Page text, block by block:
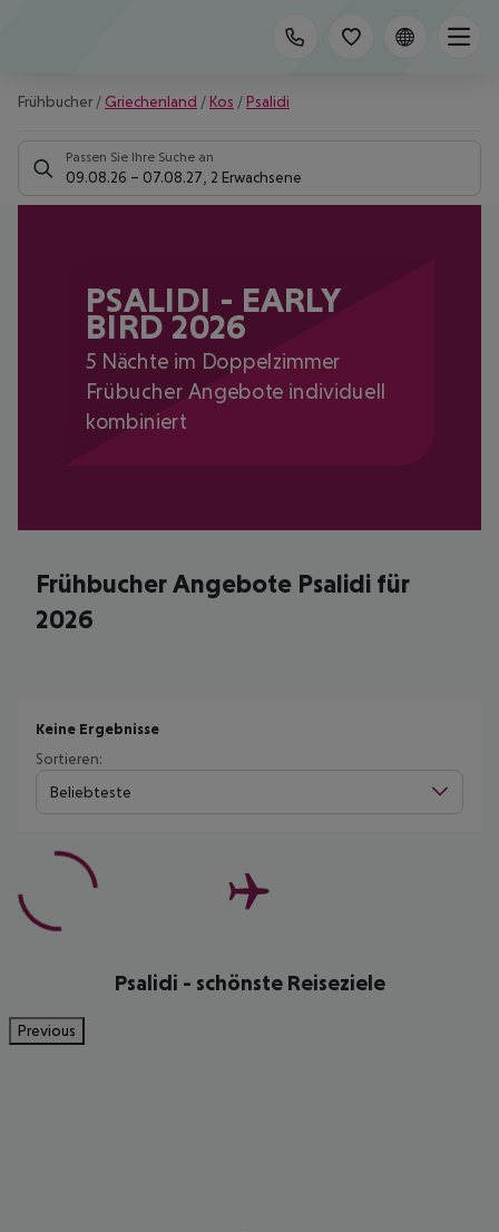
Frühbucher / Griechenland / Kos / Psalidi
Passen Sie Ihre Suche an
09.08.26 – 07.08.27 2 Erwachsene
PSALIDI - EARLY
BIRD 2026
5 Nächte im Doppelzimmer
Frübucher Angebote individuell
kombiniert
Frühbucher Angebote Psalidi für
2026
Keine Ergebnisse
Sortieren:
Beliebteste
Psalidi - schönste Reiseziele
Previous